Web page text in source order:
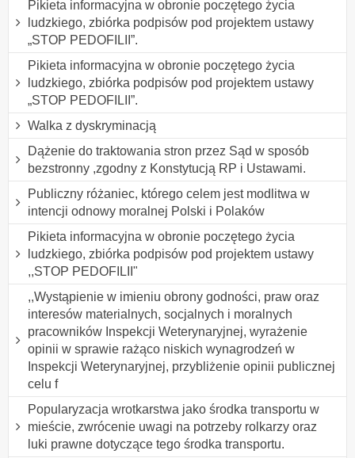
Pikieta informacyjna w obronie poczętego życia
ludzkiego, zbiórka podpisów pod projektem ustawy
„STOP PEDOFILII”.
Pikieta informacyjna w obronie poczętego życia
ludzkiego, zbiórka podpisów pod projektem ustawy
„STOP PEDOFILII”.
Walka z dyskryminacją
Dążenie do traktowania stron przez Sąd w sposób
bezstronny ,zgodny z Konstytucją RP i Ustawami.
Publiczny różaniec, którego celem jest modlitwa w
intencji odnowy moralnej Polski i Polaków
Pikieta informacyjna w obronie poczętego życia
ludzkiego, zbiórka podpisów pod projektem ustawy
,,STOP PEDOFILII"
,,Wystąpienie w imieniu obrony godności, praw oraz
interesów materialnych, socjalnych i moralnych
pracowników Inspekcji Weterynaryjnej, wyrażenie
opinii w sprawie rażąco niskich wynagrodzeń w
Inspekcji Weterynaryjnej, przybliżenie opinii publicznej
celu f
Popularyzacja wrotkarstwa jako środka transportu w
mieście, zwrócenie uwagi na potrzeby rolkarzy oraz
luki prawne dotyczące tego środka transportu.